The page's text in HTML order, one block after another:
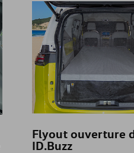
Flyout ouverture
ID.Buzz